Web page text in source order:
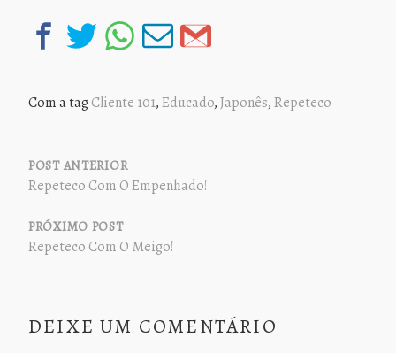
Com a tagCliente 101,Educado,Japonês,Repeteco
NAVEGAÇÃO
DE
POST
POST ANTERIOR
Repeteco Com O Empenhado!
PRÓXIMO POST
Repeteco Com O Meigo!
DEIXE UM COMENTÁRIO